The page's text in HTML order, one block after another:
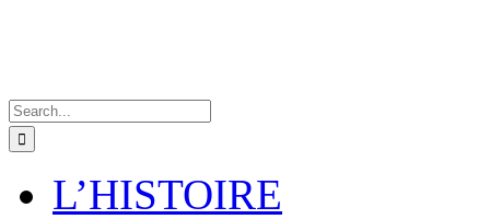
for:
L’HISTOIRE